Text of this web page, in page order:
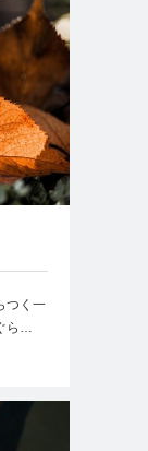
つく一
ら…